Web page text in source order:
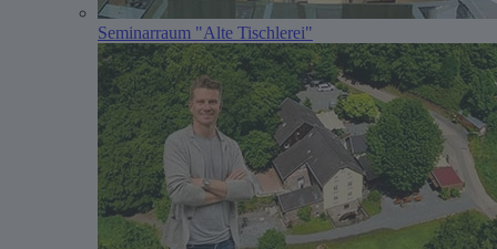
Seminarraum "Alte Tischlerei"